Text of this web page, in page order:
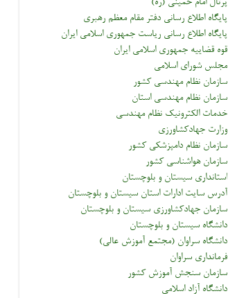
پرتال امام خمینی (ره)
پایگاه اطلاع رسانی دفتر مقام معظم رهبری
پایگاه اطلاع رسانی ریاست جمهوری اسلامی ایران
قوه قضاییه جمهوری اسلامی ایران
مجلس شورای اسلامی
سازمان نظام مهندسی کشور
سازمان نظام مهندسی استان
خدمات الکترونیک نظام مهندسی
وزارت جهادکشاورزی
سازمان نظام دامپزشکی کشور
سازمان هواشناسی کشور
استانداری سیستان و بلوچستان
آدرس سایت ادارات استان سیستان و بلوچستان
سازمان جهادکشاورزی سیستان و بلوچستان
دانشگاه سیستان و بلوچستان
دانشگاه سراوان (مجتمع آموزش عالی)
فرمانداری سراوان
سازمان سنجش آموزش کشور
دانشگاه آزاد اسلامی